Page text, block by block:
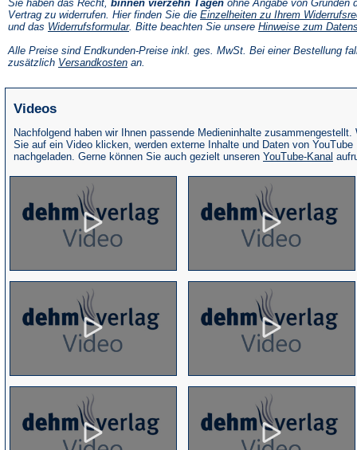
Sie haben das Recht, binnen vierzehn Tagen ohne Angabe von Gründen
Vertrag zu widerrufen. Hier finden Sie die Einzelheiten zu Ihrem
und das Widerrufsformular(Öffnet
einem
neuen
. Bitte beachten Sie unsere Hinweise zum
Alle Preise sind Endkunden-Preise inkl. ges. MwSt. Bei einer Bestellung
zusätzlich Versandkosten(Öffnet
an.
Videos
Nachfolgend haben wir Ihnen passende Medieninhalte zusammengestellt.
Sie auf ein Video klicken, werden externe Inhalte und Daten von YouTube
nachgeladen. Gerne können Sie auch gezielt unseren YouTube-Kanal